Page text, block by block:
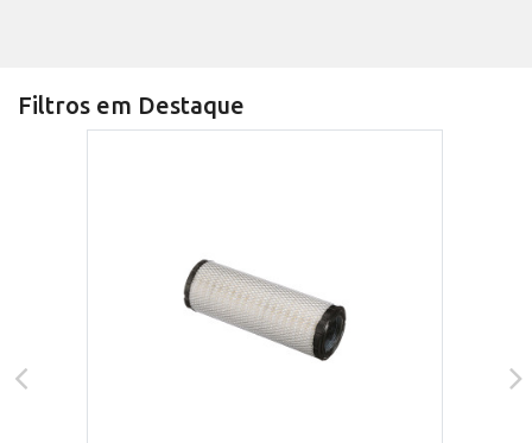
Filtros em Destaque